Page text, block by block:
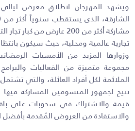
ويشهد المهرجان انطلاق معرض
تجارية عالمية ومحلية، حيث سيكون
وزوارها المزيد من الأمسيات
مجموعة متميزة من الفعاليات والبرامج
الملائمة لكل أفراد العائلة، والتي
تتيح لجمهور المتسوقين المشاركة
قيمة والاشتراك في سحوبات على
والاستفادة من العروض المُقدمة بأفضل